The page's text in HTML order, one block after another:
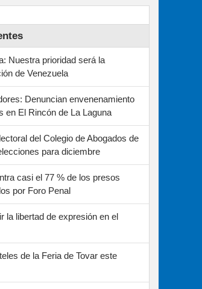
Nuestra prioridad será la
de Venezuela
Denuncian envenenamiento
en El Rincón de La Laguna
del Colegio de Abogados de
para diciembre
casi el 77 % de los presos
por Foro Penal
la libertad de expresión en el
de la Feria de Tovar este